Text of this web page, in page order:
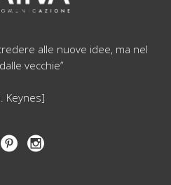
alle nuove idee, ma nel
vecchie”
Keynes]